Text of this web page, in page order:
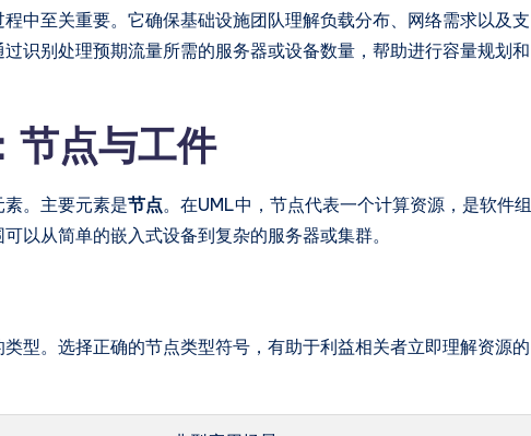
中至关重要。它确保基础设施团队理解负载分布、网络需求以及支
识别处理预期流量所需的服务器或设备数量，帮助进行容量规划和
节点与工件
。主要元素是节点。在UML中，节点代表一个计算资源，是软件组
以从简单的嵌入式设备到复杂的服务器或集群。
型。选择正确的节点类型符号，有助于利益相关者立即理解资源的